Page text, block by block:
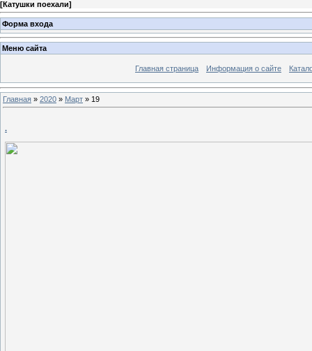
[Катушки поехали]
Форма входа
Меню сайта
Главная страница Информация о сайте
Главная » 2020 » Март » 19
.